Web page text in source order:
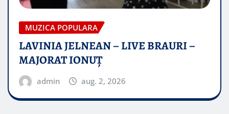
MUZICA POPULARA
LAVINIA JELNEAN – LIVE BRAURI –
MAJORAT IONUŢ
admin aug. 2, 2026